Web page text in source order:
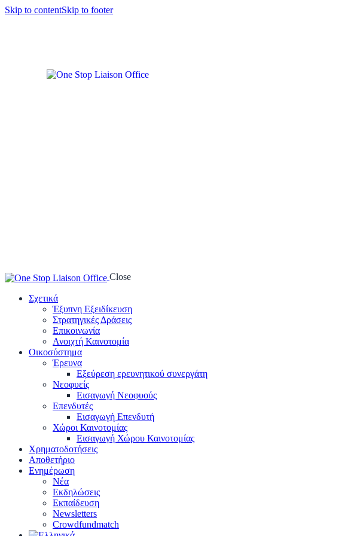
Skip to contentSkip to footer
Close
Σχετικά
Έξυπνη Εξειδίκευση
Στρατηγικές Δράσεις
Επικοινωνία
Ανοιχτή Καινοτομία
Οικοσύστημα
Έρευνα
Εξεύρεση ερευνητικού συνεργάτη
Νεοφυείς
Εισαγωγή Νεοφυούς
Επενδυτές
Εισαγωγή Επενδυτή
Χώροι Καινοτομίας
Εισαγωγή Χώρου Καινοτομίας
Χρηματοδοτήσεις
Αποθετήριο
Ενημέρωση
Νέα
Εκδηλώσεις
Εκπαίδευση
Newsletters
Crowdfundmatch